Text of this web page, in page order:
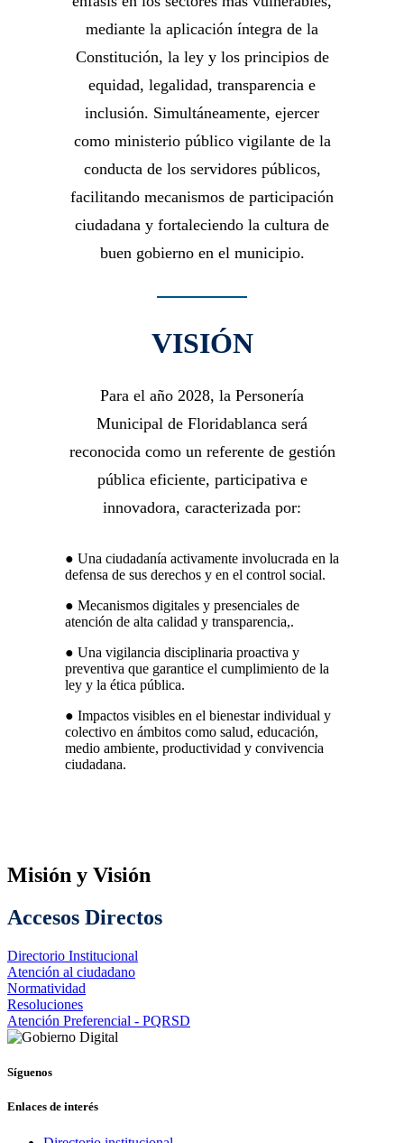
mediante la aplicación íntegra de la
Constitución, la ley y los principios de
equidad, legalidad, transparencia e
inclusión. Simultáneamente, ejercer
como ministerio público vigilante de la
conducta de los servidores públicos,
facilitando mecanismos de participación
ciudadana y fortaleciendo la cultura de
buen gobierno en el municipio.
VISIÓN
Para el año 2028, la Personería
Municipal de Floridablanca será
reconocida como un referente de gestión
pública eficiente, participativa e
innovadora, caracterizada por:
● Una ciudadanía activamente involucrada en la
defensa de sus derechos y en el control social.
● Mecanismos digitales y presenciales de
atención de alta calidad y transparencia,.
● Una vigilancia disciplinaria proactiva y
preventiva que garantice el cumplimiento de la
ley y la ética pública.
● Impactos visibles en el bienestar individual y
colectivo en ámbitos como salud, educación,
medio ambiente, productividad y convivencia
ciudadana.
Misión y Visión
Accesos Directos
Directorio Institucional
Atención al ciudadano
Normatividad
Resoluciones
Atención Preferencial - PQRSD
Síguenos
Enlaces de interés